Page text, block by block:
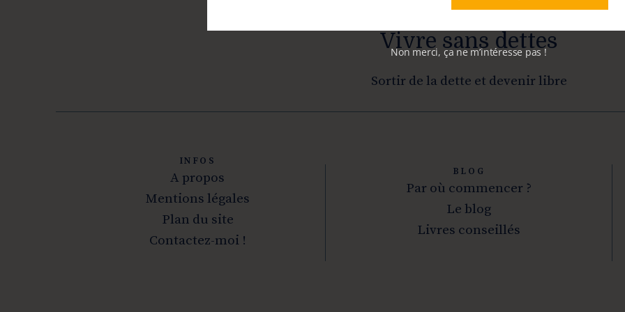
Vivre sans dettes
Sortir de la dette et devenir libre
INFOS
A propos
Mentions légales
Plan du site
Contactez-moi !
BLOG
Par où commencer ?
Le blog
Livres conseillés
Non merci, ça ne m’intéresse pas !